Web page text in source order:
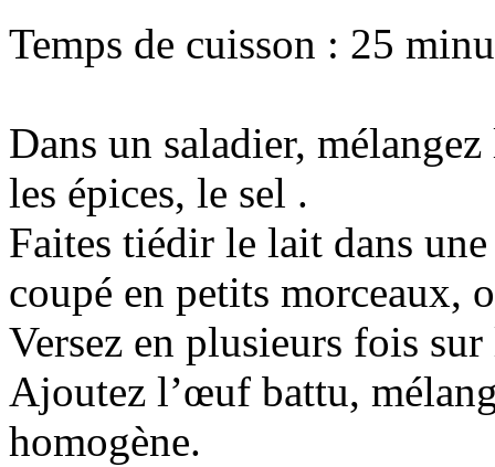
Temps de cuisson : 25
Dans un saladier,
les épices, le sel .
Faites tiédir le lait dans
coupé en petits morceaux,
Versez en plusieurs fois
Ajoutez l’œuf battu,
homogène.